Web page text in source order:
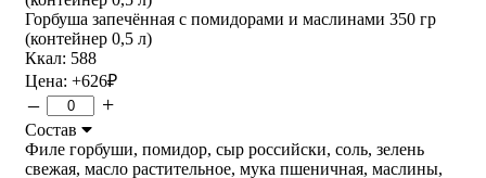
Горбуша запечённая с помидорами и маслинами 350 гр
(контейнер 0,5 л)
Ккал: 588
Цена: +626₽
– +
Состав
Филе горбуши, помидор, сыр российски, соль, зелень
свежая, масло растительное, мука пшеничная, маслины,